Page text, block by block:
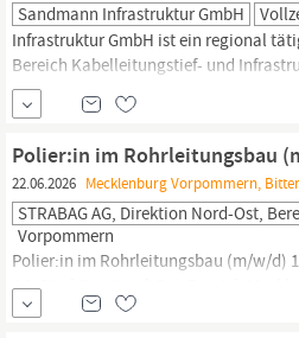
Sandmann Infrastruktur GmbH
Infrastruktur GmbH ist ein regional
Bereich Kabelleitungstief- und
Zählermanagement. Für unsere
Vorpommern
suchen wir einen
Kolonne fachlich führt, mit anpackt
Baustellebehält.
Polier:in im Rohrleitungsbau
22.06.2026 Mecklenburg Vorpommern,
STRABAG AG, Direktion Nord-Ost,
Vorpommern
Polier:in im Rohrleitungsbau (m/w/d)
AG, Direktion Nord-Ost, Bereich
Verkehrswegebau | Rostock |